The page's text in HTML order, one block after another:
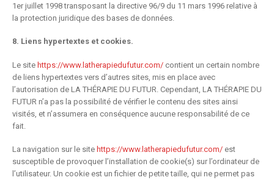
1er juillet 1998 transposant la directive 96/9 du 11 mars 1996 relative à
la protection juridique des bases de données.
8. Liens hypertextes et cookies.
Le site https://www.latherapiedufutur.com/ contient un certain nombre
de liens hypertextes vers d’autres sites, mis en place avec
l’autorisation de LA THÉRAPIE DU FUTUR. Cependant, LA THÉRAPIE DU
FUTUR n’a pas la possibilité de vérifier le contenu des sites ainsi
visités, et n’assumera en conséquence aucune responsabilité de ce
fait.
La navigation sur le site https://www.latherapiedufutur.com/ est
susceptible de provoquer l’installation de cookie(s) sur l’ordinateur de
l’utilisateur. Un cookie est un fichier de petite taille, qui ne permet pas